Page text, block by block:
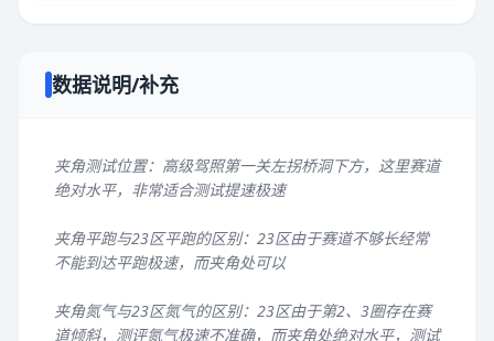
数据说明/补充
夹角测试位置：高级驾照第一关左拐桥洞下方，这里赛道
绝对水平，非常适合测试提速极速
夹角平跑与23区平跑的区别：23区由于赛道不够长经常
不能到达平跑极速，而夹角处可以
夹角氮气与23区氮气的区别：23区由于第2、3圈存在赛
道倾斜，测评氮气极速不准确，而夹角处绝对水平，测试